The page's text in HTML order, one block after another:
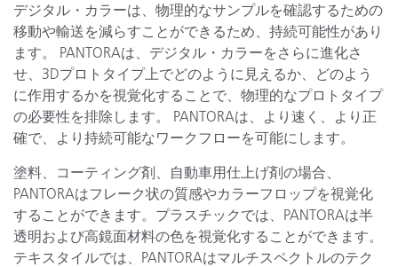
デジタル・カラーは、物理的なサンプルを確認するための
移動や輸送を減らすことができるため、持続可能性があり
ます。 PANTORAは、デジタル・カラーをさらに進化さ
せ、3Dプロトタイプ上でどのように見えるか、どのよう
に作用するかを視覚化することで、物理的なプロトタイプ
の必要性を排除します。 PANTORAは、より速く、より正
確で、より持続可能なワークフローを可能にします。
塗料、コーティング剤、自動車用仕上げ剤の場合、
PANTORAはフレーク状の質感やカラーフロップを視覚化
することができます。プラスチックでは、PANTORAは半
透明および高鏡面材料の色を視覚化することができます。
テキスタイルでは、PANTORAはマルチスペクトルのテク